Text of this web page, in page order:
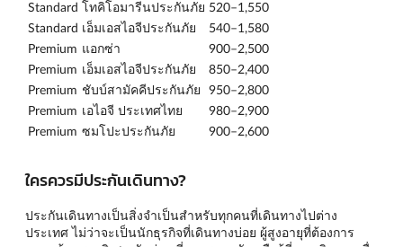
Standard โทคิโอมารีนประกันภัย 520–1,550
Standard เอ็มเอสไอจีประกันภัย
540–1,580
Premium แอกซ่า
900–2,500
Premium เอ็มเอสไอจีประกันภัย
850–2,400
Premium ชับบ์สามัคคีประกันภัย 950–2,800
Premium เอไอจี ประเทศไทย
980–2,900
Premium ซมโปะประกันภัย 900–2,600
ใครควรมีประกันเดินทาง?
ประกันเดินทางเป็นสิ่งจำเป็นสำหรับทุกคนที่เดินทางไปต่าง
ประเทศ ไม่ว่าจะเป็นนักธุรกิจที่เดินทางบ่อย ผู้สูงอายุที่ต้องการ